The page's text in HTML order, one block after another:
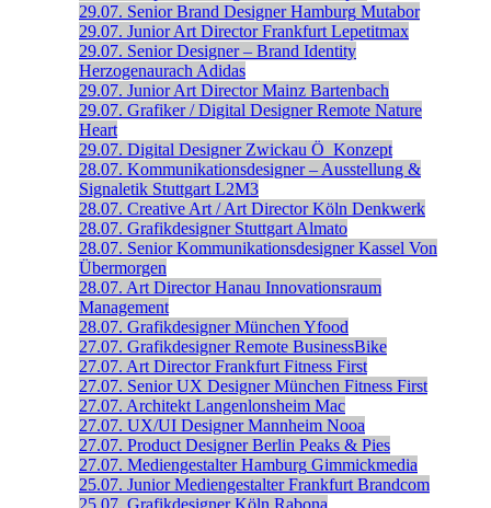
29.07. Senior Brand Designer Hamburg Mutabor
29.07. Junior Art Director Frankfurt Lepetitmax
29.07. Senior Designer – Brand Identity
Herzogenaurach Adidas
29.07. Junior Art Director Mainz Bartenbach
29.07. Grafiker / Digital Designer Remote Nature
Heart
29.07. Digital Designer Zwickau Ö_Konzept
28.07. Kommunikationsdesigner – Ausstellung &
Signaletik Stuttgart L2M3
28.07. Creative Art / Art Director Köln Denkwerk
28.07. Grafikdesigner Stuttgart Almato
28.07. Senior Kommunikations­designer Kassel Von
Übermorgen
28.07. Art Director Hanau Innovationsraum
Management
28.07. Grafikdesigner München Yfood
27.07. Grafikdesigner Remote BusinessBike
27.07. Art Director Frankfurt Fitness First
27.07. Senior UX Designer München Fitness First
27.07. Architekt Langenlonsheim Mac
27.07. UX/UI Designer Mannheim Nooa
27.07. Product Designer Berlin Peaks & Pies
27.07. Mediengestalter Hamburg Gimmickmedia
25.07. Junior Mediengestalter Frankfurt Brandcom
25.07. Grafikdesigner Köln Rabona